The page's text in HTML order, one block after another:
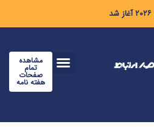
مشاهده
تمام
صفحات
هفته نامه